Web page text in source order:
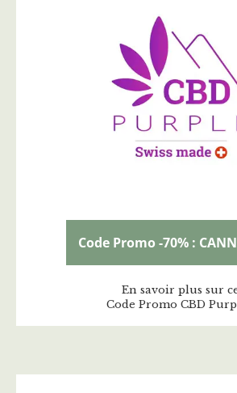
Code Promo -70% :
En savoir plus sur
Code Promo CBD